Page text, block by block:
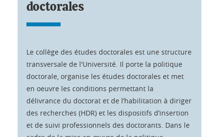
doctorales
Le collège des études doctorales est une structure
transversale de l'Université. Il porte la politique
doctorale, organise les études doctorales et met
en oeuvre les conditions permettant la
délivrance du doctorat et de l’habilitation à diriger
des recherches (HDR) et les dispositifs d’insertion
et de suivi professionnels des doctorants. Dans le